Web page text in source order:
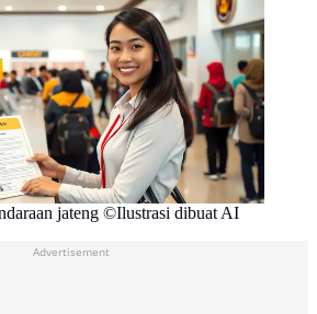
jateng ©Ilustrasi dibuat AI
Advertisement